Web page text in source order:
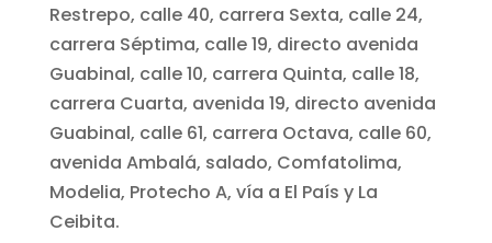
Restrepo, calle 40, carrera Sexta, calle 24,
carrera Séptima, calle 19, directo avenida
Guabinal, calle 10, carrera Quinta, calle 18,
carrera Cuarta, avenida 19, directo avenida
Guabinal, calle 61, carrera Octava, calle 60,
avenida Ambalá, salado, Comfatolima,
Modelia, Protecho A, vía a El País y La
Ceibita.